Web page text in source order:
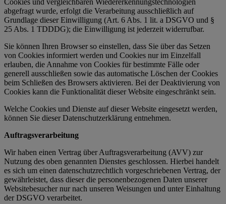
abgefragt wurde, erfolgt die Verarbeitung ausschließlich auf
Grundlage dieser Einwilligung (Art. 6 Abs. 1 lit. a DSGVO und §
25 Abs. 1 TDDDG); die Einwilligung ist jederzeit widerrufbar.
Sie können Ihren Browser so einstellen, dass Sie über das Setzen
von Cookies informiert werden und Cookies nur im Einzelfall
erlauben, die Annahme von Cookies für bestimmte Fälle oder
generell ausschließen sowie das automatische Löschen der Cookies
beim Schließen des Browsers aktivieren. Bei der Deaktivierung von
Cookies kann die Funktionalität dieser Website eingeschränkt sein.
Welche Cookies und Dienste auf dieser Website eingesetzt werden,
können Sie dieser Datenschutzerklärung entnehmen.
Auftragsverarbeitung
Wir haben einen Vertrag über Auftragsverarbeitung (AVV) zur
Nutzung des oben genannten Dienstes geschlossen. Hierbei handelt
es sich um einen datenschutzrechtlich vorgeschriebenen Vertrag, der
gewährleistet, dass dieser die personenbezogenen Daten unserer
Websitebesucher nur nach unseren Weisungen und unter Einhaltung
der DSGVO verarbeitet.